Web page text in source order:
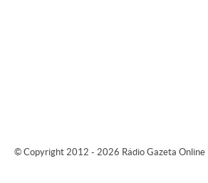
© Copyright 2012 - 2026 Rádio Gazeta Online